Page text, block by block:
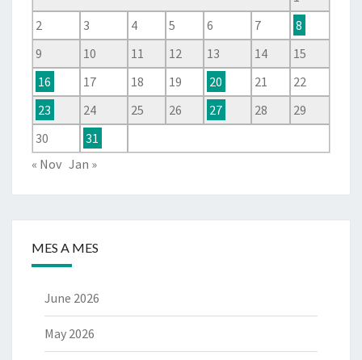
2
3 4 5 6 7
8
9
10 11 12 13 14
15
16
17 18 19 20 21
22
23
24 25 26 27 28
29
30
31
« Nov Jan »
MES A MES
June 2026
May 2026